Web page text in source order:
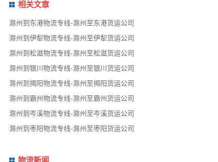
相关文章
滁州到东港物流专线-滁州至东港货运公司
滁州到伊犁物流专线-滁州至伊犁货运公司
滁州到松滋物流专线-滁州至松滋货运公司
滁州到银川物流专线-滁州至银川货运公司
滁州到揭阳物流专线-滁州至揭阳货运公司
滁州到霸州物流专线-滁州至霸州货运公司
滁州到岑溪物流专线-滁州至岑溪货运公司
滁州到枣阳物流专线-滁州至枣阳货运公司
物流新闻